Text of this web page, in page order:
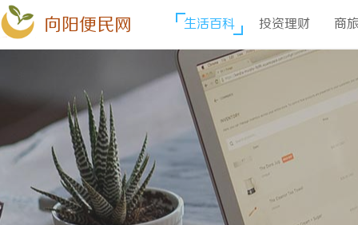
向阳便民网 生活百科 投资理财 商